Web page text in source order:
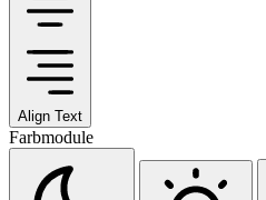
Align Text
Farbmodule